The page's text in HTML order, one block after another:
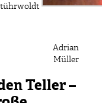
Adrian
Müller
Teller –